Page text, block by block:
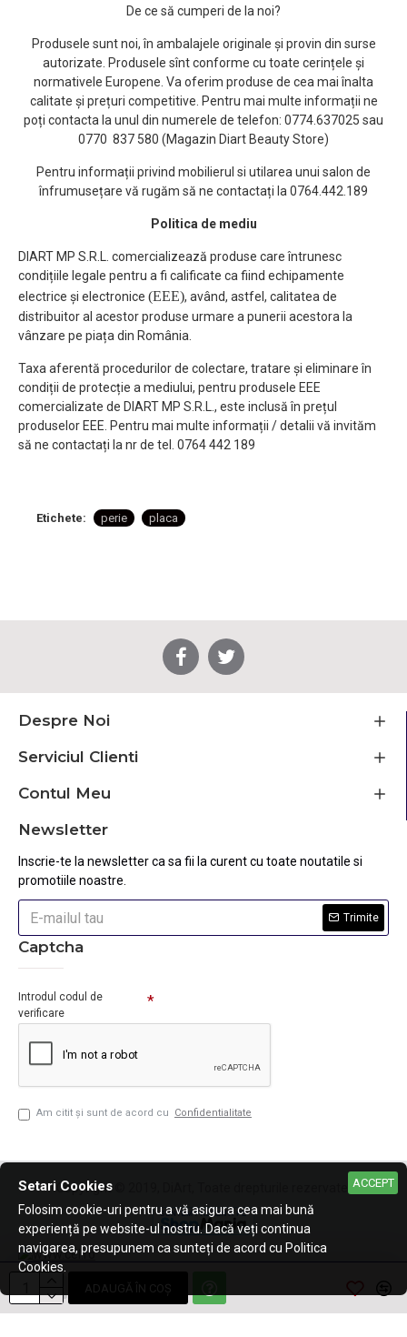
ADAUGĂ ÎN COŞ
De ce să cumperi de la noi?
Produsele sunt noi, în ambalajele originale și provin din surse
autorizate. Produsele sînt conforme cu toate cerințele și
normativele Europene. Va oferim produse de cea mai înalta
calitate și prețuri competitive. Pentru mai multe informații ne
poți contacta la unul din numerele de telefon: 0774.637025 sau
0770 837 580 (Magazin Diart Beauty Store)
Pentru informații privind mobilierul si utilarea unui salon de
înfrumusețare vă rugăm să ne contactați la 0764.442.189
Politica de mediu
DIART MP S.R.L. comercializează produse care întrunesc
condițiile legale pentru a fi calificate ca fiind echipamente
electrice și electronice (EEE), având, astfel, calitatea de
distribuitor al acestor produse urmare a punerii acestora la
vânzare pe piața din România.
Taxa aferentă procedurilor de colectare, tratare și eliminare în
condiții de protecție a mediului, pentru produsele EEE
comercializate de DIART MP S.R.L., este inclusă în prețul
produselor EEE. Pentru mai multe informații / detalii vă invităm
să ne contactați la nr de tel. 0764 442 189
Etichete: perie placa
Despre Noi
Serviciul Clienti
Contul Meu
Newsletter
Inscrie-te la newsletter ca sa fii la curent cu toate noutatile si
promotiile noastre.
Trimite
Captcha
Introdul codul de
verificare
Am citit şi sunt de acord cu Confidentialitate
Copyright © 2019, DiArt, Toate drepturile rezervate. ACCEPT
Setari Cookies
Folosim cookie-uri pentru a vă asigura cea mai bună
experiență pe website-ul nostru. Dacă veți continua
navigarea, presupunem ca sunteți de acord cu Politica
Cookies.